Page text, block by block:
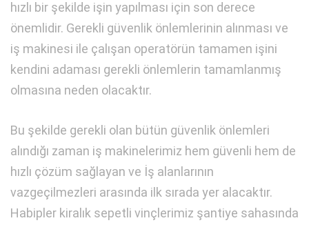
hızlı bir şekilde işin yapılması için son derece
önemlidir. Gerekli güvenlik önlemlerinin alınması ve
iş makinesi ile çalışan operatörün tamamen işini
kendini adaması gerekli önlemlerin tamamlanmış
olmasına neden olacaktır.
Bu şekilde gerekli olan bütün güvenlik önlemleri
alındığı zaman iş makinelerimiz hem güvenli hem de
hızlı çözüm sağlayan ve İş alanlarının
vazgeçilmezleri arasında ilk sırada yer alacaktır.
Habipler kiralık sepetli vinçlerimiz şantiye sahasında